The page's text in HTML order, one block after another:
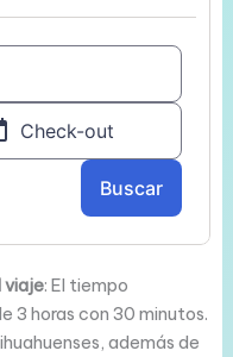
viaje: El tiempo
3 horas con 30 minutos.
además de